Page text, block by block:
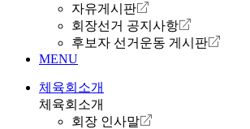
자유게시판
회장선거 공지사항
후보자 선거운동 게시판
MENU
체육회소개
체육회소개
회장 인사말